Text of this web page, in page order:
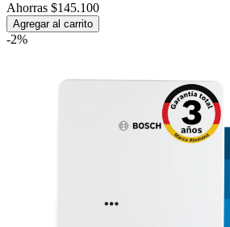
Ahorras $145.100
Agregar al carrito
-2%